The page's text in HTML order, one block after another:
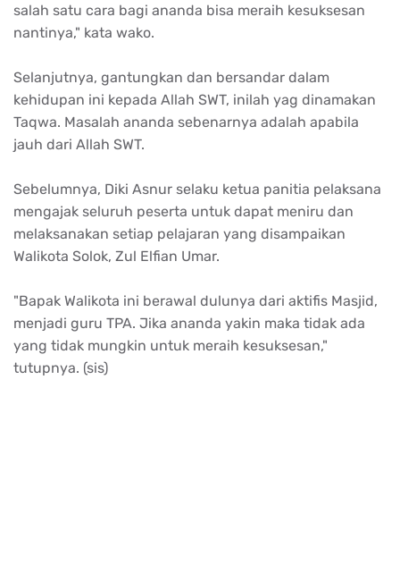
salah satu cara bagi ananda bisa meraih kesuksesan
nantinya," kata wako.
Selanjutnya, gantungkan dan bersandar dalam
kehidupan ini kepada Allah SWT, inilah yag dinamakan
Taqwa. Masalah ananda sebenarnya adalah apabila
jauh dari Allah SWT.
Sebelumnya, Diki Asnur selaku ketua panitia pelaksana
mengajak seluruh peserta untuk dapat meniru dan
melaksanakan setiap pelajaran yang disampaikan
Walikota Solok, Zul Elfian Umar.
"Bapak Walikota ini berawal dulunya dari aktifis Masjid,
menjadi guru TPA. Jika ananda yakin maka tidak ada
yang tidak mungkin untuk meraih kesuksesan,"
tutupnya. (sis)